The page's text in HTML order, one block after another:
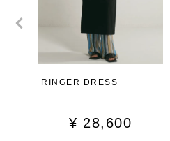
RINGER DRESS
¥ 28,600